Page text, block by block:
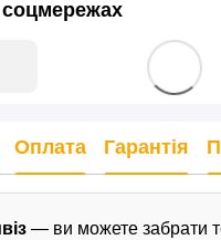
Оплата Гарантія
— ви можете забрати